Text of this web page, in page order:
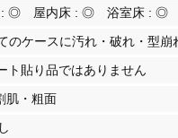
◎ 屋内床 : ◎ 浴室床 : ◎
のケースに汚れ・破れ・型崩
ト貼り品ではありません
肌・粗面